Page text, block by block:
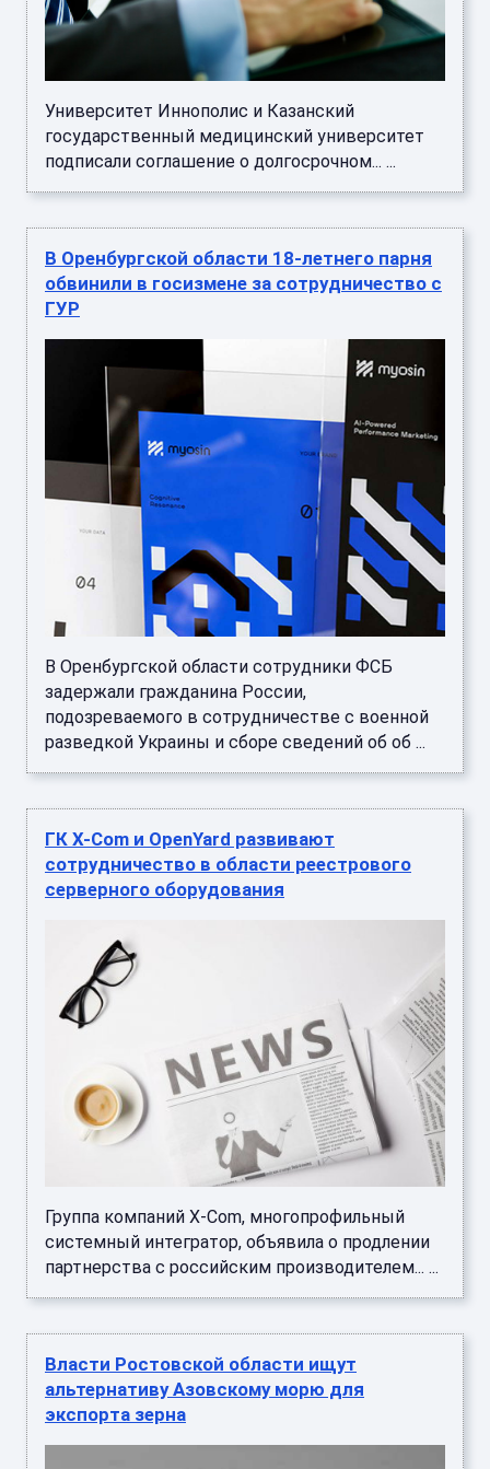
Университет Иннополис и Казанский
государственный медицинский университет
подписали соглашение о долгосрочном... ...
В Оренбургской области 18-летнего парня
обвинили в госизмене за сотрудничество с
ГУР
В Оренбургской области сотрудники ФСБ
задержали гражданина России,
подозреваемого в сотрудничестве с военной
разведкой Украины и сборе сведений об об ...
ГК X-Com и OpenYard развивают
сотрудничество в области реестрового
серверного оборудования
Группа компаний X-Com, многопрофильный
системный интегратор, объявила о продлении
партнерства с российским производителем... ...
Власти Ростовской области ищут
альтернативу Азовскому морю для
экспорта зерна